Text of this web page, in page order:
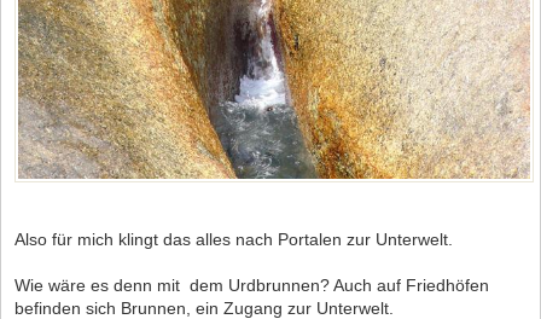
Also für mich klingt das alles nach Portalen zur Unterwelt.
Wie wäre es denn mit dem Urdbrunnen? Auch auf Friedhöfen
befinden sich Brunnen, ein Zugang zur Unterwelt.